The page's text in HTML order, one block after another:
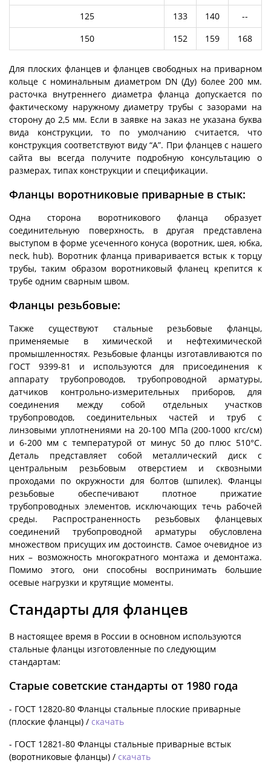
125
133 140
--
150
152 159 168
Для плоских фланцев и фланцев свободных на приварном
кольце с номинальным диаметром DN (Ду) более 200 мм.
расточка внутреннего диаметра фланца допускается по
фактическому наружному диаметру трубы с зазорами на
сторону до 2,5 мм. Если в заявке на заказ не указана буква
вида конструкции, то по умолчанию считается, что
конструкция соответствуют виду “А”. При фланцев с нашего
сайта вы всегда получите подробную консультацию о
размерах, типах конструкции и спецификации.
Фланцы воротниковые приварные в стык:
Одна сторона воротникового фланца образует
соединительную поверхность, в другая представлена
выступом в форме усеченного конуса (воротник, шея, юбка,
neck, hub). Воротник фланца приваривается встык к торцу
трубы, таким образом воротниковый фланец крепится к
трубе одним сварным швом.
Фланцы резьбовые:
Также существуют стальные резьбовые фланцы,
применяемые в химической и нефтехимической
промышленностях. Резьбовые фланцы изготавливаются по
ГОСТ 9399-81 и используются для присоединения к
аппарату трубопроводов, трубопроводной арматуры,
датчиков контрольно-измерительных приборов, для
соединения между собой отдельных участков
трубопроводов, соединительных частей и труб с
линзовыми уплотнениями на 20-100 МПа (200-1000 кгс/см)
и 6-200 мм с температурой от минус 50 до плюс 510°С.
Деталь представляет собой металлический диск с
центральным резьбовым отверстием и сквозными
проходами по окружности для болтов (шпилек). Фланцы
резьбовые обеспечивают плотное прижатие
трубопроводных элементов, исключающих течь рабочей
среды. Распространенность резьбовых фланцевых
соединений трубопроводной арматуры обусловлена
множеством присущих им достоинств. Самое очевидное из
них – возможность многократного монтажа и демонтажа.
Помимо этого, они способны воспринимать большие
осевые нагрузки и крутящие моменты.
Стандарты для фланцев
В настоящее время в России в основном используются
стальные фланцы изготовленные по следующим
стандартам:
Старые советские стандарты от 1980 года
- ГОСТ 12820-80 Фланцы стальные плоские приварные
(плоские фланцы) / скачать
- ГОСТ 12821-80 Фланцы стальные приварные встык
(воротниковые фланцы) / скачать